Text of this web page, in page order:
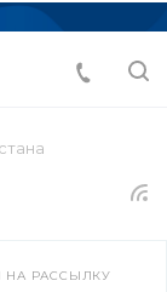
НА РАССЫЛКУ